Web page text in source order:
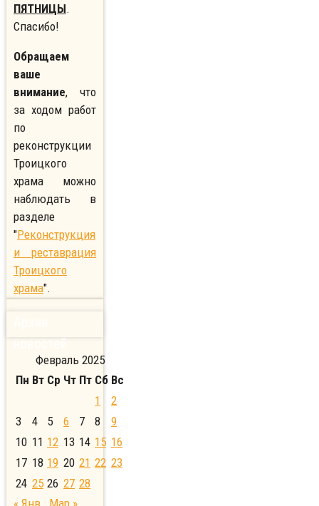
ПЯТНИЦЫ.
Спасибо!
Обращаем
ваше
внимание, что
за ходом работ
по
реконструкции
Троицкого
храма можно
наблюдать в
разделе
"Реконструкция
и реставрация
Троицкого
храма".
новостей
Февраль 2025
Пн Вт Ср Чт Пт Сб Вс
1
2
3
4 5 6 7 8
9
10 11 12 13 14 15 16
17 18 19 20 21 22 23
24 25 26 27 28
« Янв
Мар »